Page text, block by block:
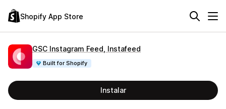
Shopify App Store
GSC Instagram Feed, Instafeed
Built for Shopify
Instalar